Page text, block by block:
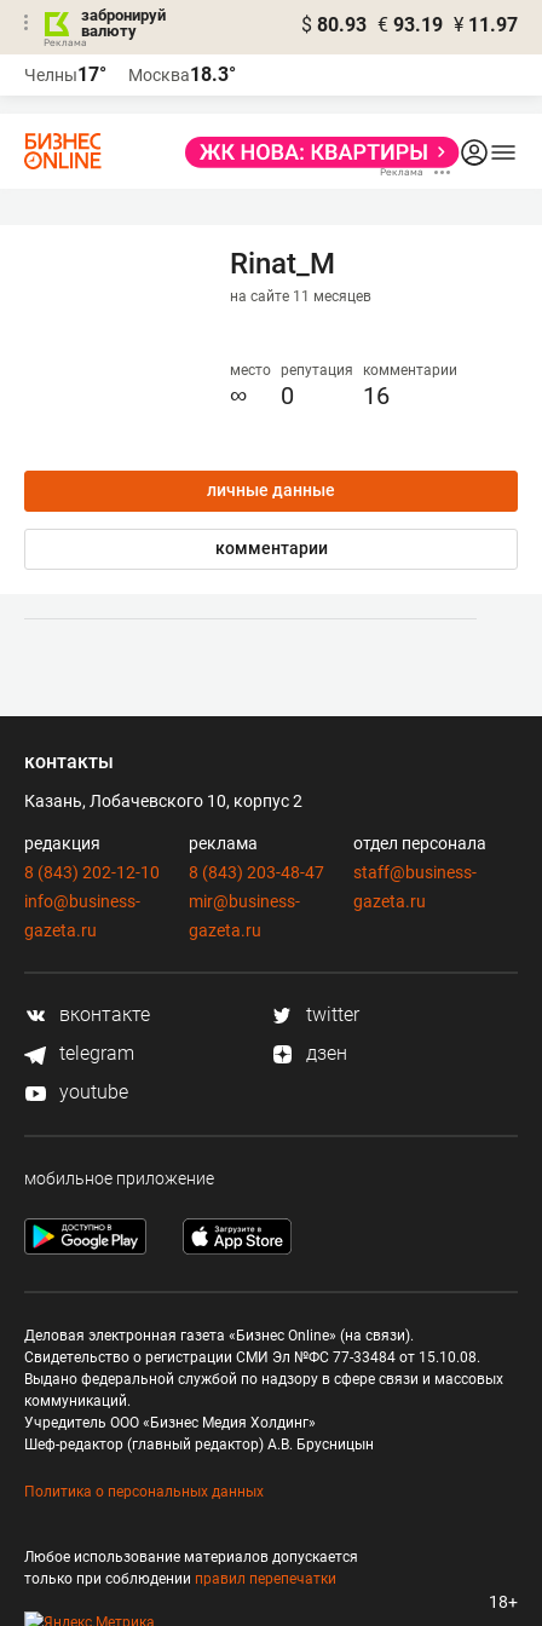
забронируй
валюту
$ 80.93 € 93.19 ¥ 11.97
Челны17° Москва18.3°
Rinat_M
на сайте 11 месяцев
место
∞
репутация
0
комментарии
16
личные данные
комментарии
контакты
Казань, Лобачевского 10, корпус 2
редакция
8 (843) 202-12-10
info@business-
gazeta.ru
реклама
8 (843) 203-48-47
mir@business-
gazeta.ru
отдел персонала
staff@business-
gazeta.ru
вконтакте
twitter
telegram
дзен
youtube
мобильное приложение
Деловая электронная газета «Бизнес Online» (на связи).
Свидетельство о регистрации СМИ Эл №ФС 77-33484 от 15.10.08.
Выдано федеральной службой по надзору в сфере связи и массовых
коммуникаций.
Учредитель ООО «Бизнес Медия Холдинг»
Шеф-редактор (главный редактор) А.В. Брусницын
Политика о персональных данных
Любое использование материалов допускается
только при соблюдении правил перепечатки
18+